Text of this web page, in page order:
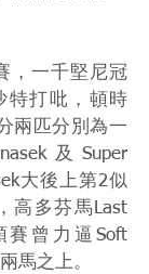
，一千堅尼冠
特打吡，頓時
兩匹分別為一
及Super
大後上第2似
高多芬馬Last
賽曾力逼Soft
馬之上。